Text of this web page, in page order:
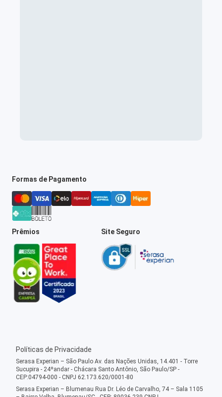
Formas de Pagamento
Prêmios Site Seguro
Políticas de Privacidade
Serasa Experian – São Paulo Av. das Nações Unidas, 14.401 - Torre
Sucupira - 24ºandar - Chácara Santo Antônio, São Paulo/SP -
CEP:04794-000 - CNPJ 62.173.620/0001-80
Serasa Experian – Blumenau Rua Dr. Léo de Carvalho, 74 – Sala 1105